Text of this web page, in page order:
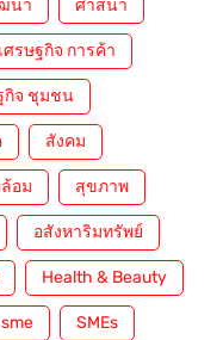
นา ศาสนา
เศรษฐกิจ การค้า
กิจ ชุมชน
สังคม
อม สุขภาพ
อสังหาริมทรัพย์
Health & Beauty
sme SMEs